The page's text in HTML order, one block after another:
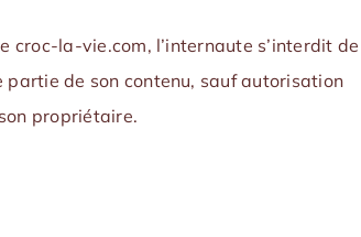
croc-la-vie.com, l’internaute s’interdit
partie de son contenu, sauf autorisation
propriétaire.